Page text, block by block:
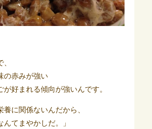
の赤みが強い
が好まれる傾向が強いんです。
養に関係ないんだから、
んてまやかしだ。」